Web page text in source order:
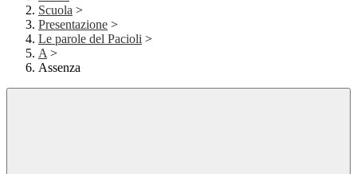
Scuola >
Presentazione >
Le parole del Pacioli >
A >
Assenza